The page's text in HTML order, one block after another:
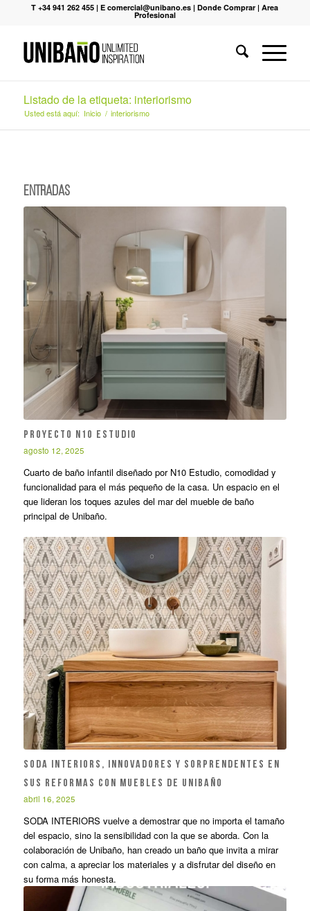
T +34 941 262 455 |E comercial@unibano.es |Donde Comprar |Area
Profesional
Listado de la etiqueta: interiorismo
Usted está aquí: Inicio / interiorismo
Entradas
Proyecto N1O Estudio
agosto 12, 2025
Cuarto de baño infantil diseñado por N10 Estudio, comodidad y
funcionalidad para el más pequeño de la casa. Un espacio en el
que lideran los toques azules del mar del mueble de baño
principal de Unibaño.
SODA INTERIORS, INNOVADORES Y SORPRENDENTES EN
SUS REFORMAS CON MUEBLES DE UNIBAÑO
abril 16, 2025
SODA INTERIORS vuelve a demostrar que no importa el tamaño
del espacio, sino la sensibilidad con la que se aborda. Con la
colaboración de Unibaño, han creado un baño que invita a mirar
con calma, a apreciar los materiales y a disfrutar del diseño en
su forma más honesta.